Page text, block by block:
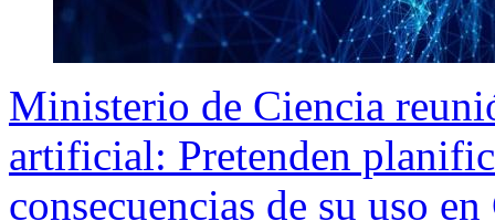
Ministerio de Ciencia
artificial: Pretenden
consecuencias de su uso